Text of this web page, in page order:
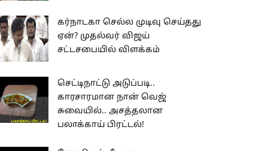
கர்நாடகா செல்ல முடிவு செய்தது
ஏன்? முதல்வர் விஜய்
சட்டசபையில் விளக்கம்
செட்டிநாட்டு அடுப்படி..
காரசாரமான நான் வெஜ்
சுவையில்.. அசத்தலான
பலாக்காய் பிரட்டல்!